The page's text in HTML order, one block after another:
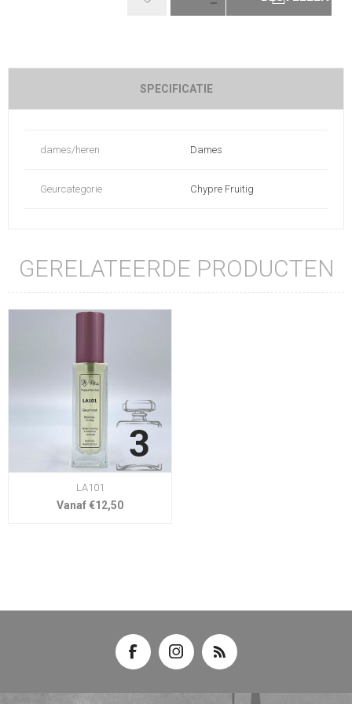
SPECIFICATIE
dames/heren Dames
Geurcategorie Chypre Fruitig
GERELATEERDE PRODUCTEN
LA101
Vanaf €12,50